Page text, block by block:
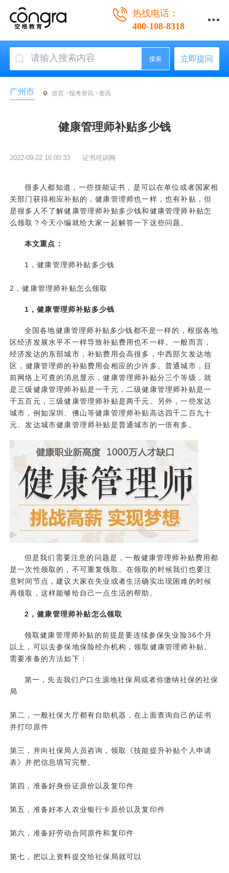
热线电话：
400-108-8318
搜索 立即提问
广州市 首页 >报考资讯 >资讯
健康管理师补贴多少钱
2022-09-22 16:00:33 证书培训网
很多人都知道，一些技能证书，是可以在单位或者国家相
关部门获得相应补贴的，健康管理师也一样，也有补贴，但
是很多人不了解健康管理师补贴多少钱和健康管理师补贴怎
么领取？今天小编就给大家一起解答一下这些问题。
本文重点：
1，健康管理师补贴多少钱
2，健康管理师补贴怎么领取
1，健康管理师补贴多少钱
全国各地健康管理师补贴多少钱都不是一样的，根据各地
区经济发展水平不一样导致补贴费用也不一样。一般而言，
经济发达的东部城市，补贴费用会高很多，中西部欠发达地
区， 健康管理师的补贴费用会相应的少许多。普通城市，目
前网络上可查的消息显示，健康管理师补贴分三个等级，就
是三级健康管理师补贴是一千元，二级健康管理师补贴是一
千五百元，三级健康管理师补贴是两千元。另外，一些发达
城市，例如深圳、佛山等健康管理师补贴高达四千二百九十
元。发达城市健康管理师补贴是普通城市的一倍有多。
但是我们需要注意的问题是，一般健康管理师补贴费用都
是一次性领取的，不可重复领取。在领取的时候我们也要注
意时间节点，建议大家在失业或者生活确实出现困难的时候
再领取，这样能够给自己一点生活的帮助。
2，健康管理师补贴怎么领取
领取健康管理师补贴的前提是要连续参保失业险36个月
以上，可以去参保地保险经办机构，领取健康管理师补贴。
需要准备的方法如下：
第一，先去我们户口生源地社保局或者你缴纳社保的社保
局
第二，一般社保大厅都有自助机器，在上面查询自己的证书
并打印原件
第三，并向社保局人员咨询，领取《技能提升补贴个人申请
表》并把信息填写完整。
第四，准备好身份证原价以及复印件
第五，准备好本人农业银行卡原价以及复印件
第六，准备好劳动合同原件和复印件
第七，把以上资料提交给社保局就可以